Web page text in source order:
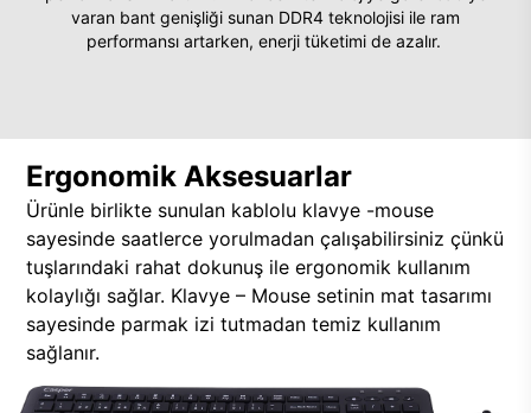
varan bant genişliği sunan DDR4 teknolojisi ile ram
performansı artarken, enerji tüketimi de azalır.
Ergonomik Aksesuarlar
Ürünle birlikte sunulan kablolu klavye -mouse
sayesinde saatlerce yorulmadan çalışabilirsiniz çünkü
tuşlarındaki rahat dokunuş ile ergonomik kullanım
kolaylığı sağlar. Klavye – Mouse setinin mat tasarımı
sayesinde parmak izi tutmadan temiz kullanım
sağlanır.